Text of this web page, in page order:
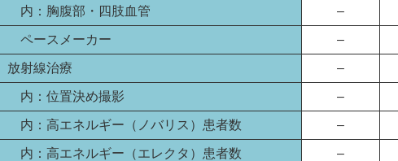
：胸腹部・四肢血管 –
ースメーカー –
射線治療 –
：位置決め撮影 –
：高エネルギー（ノバリス）患者数 –
：高エネルギー（エレクタ）患者数 –